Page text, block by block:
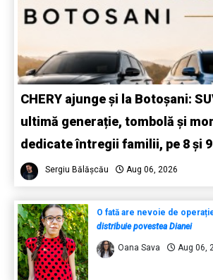
CHERY ajunge și la Botoșani:
ultimă generație, tombolă și
dedicate întregii familii, pe 8 și
Sergiu Bălășcău Aug 06, 2026
O fată are nevoie de
distribuie povestea Dianei
Oana Sava Aug 06,